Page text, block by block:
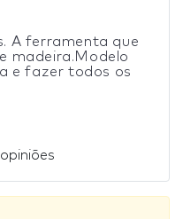
A ferramenta que
madeira.Modelo
e fazer todos os